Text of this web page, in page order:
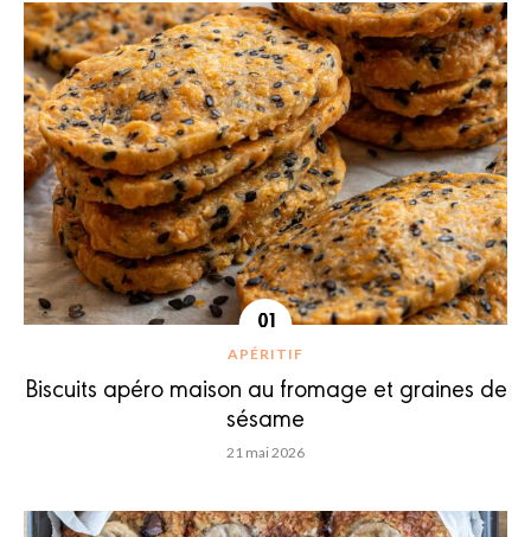
APÉRITIF
Biscuits apéro maison au fromage et graines de
sésame
21 mai 2026